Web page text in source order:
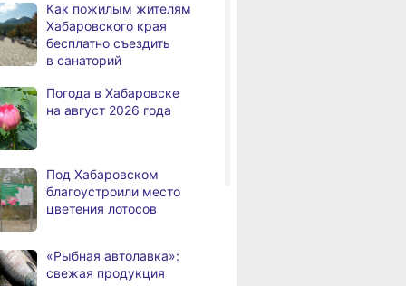
у Хабаровска достиг 423
см, вода продолжает
подниматься
Хабаровска обсудили
использование средств
За сутки в Хабаровском
крае в 4 ДТП пострадали 10
человек
В Хабаровске из горящей
квартиры на Чехова
эвакуировали 6 человек
Как пожилым жителям
Хабаровского края
бесплатно съездить
в санаторий
Погода в Хабаровске
на август 2026 года
Под Хабаровском
благоустроили место
цветения лотосов
«Рыбная автолавка»:
свежая продукция